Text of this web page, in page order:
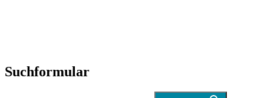
Suchformular